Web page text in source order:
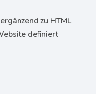
zu HTML
definiert